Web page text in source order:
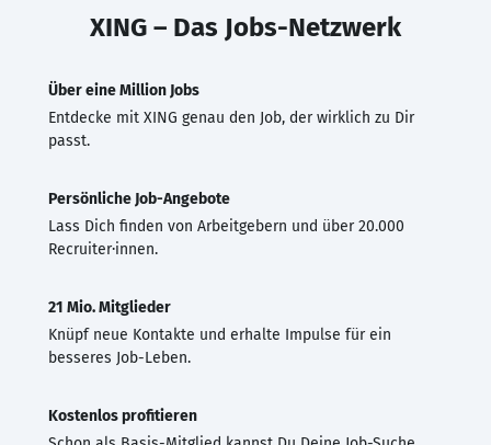
XING – Das Jobs-Netzwerk
Über eine Million Jobs
Entdecke mit XING genau den Job, der wirklich zu Dir
passt.
Persönliche Job-Angebote
Lass Dich finden von Arbeitgebern und über 20.000
Recruiter·innen.
21 Mio. Mitglieder
Knüpf neue Kontakte und erhalte Impulse für ein
besseres Job-Leben.
Kostenlos profitieren